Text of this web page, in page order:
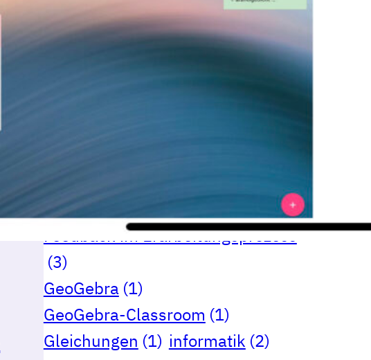
alternatives Prüfungsformat (7)
Assessment
asynchron(1)
Fachübergreifend
Feedback im Erarbeitungsprozess
(3)
GeoGebra (1)
GeoGebra-Classroom (1)
Gleichungen (1) informatik (2)